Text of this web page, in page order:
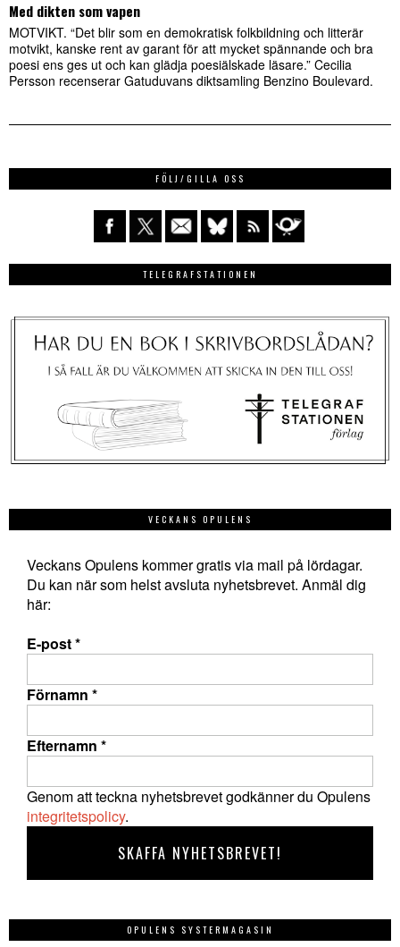
Med dikten som vapen
MOTVIKT. “Det blir som en demokratisk folkbildning och litterär
motvikt, kanske rent av garant för att mycket spännande och bra
poesi ens ges ut och kan glädja poesiälskade läsare.” Cecilia
Persson recenserar Gatuduvans diktsamling Benzino Boulevard.
FÖLJ/GILLA OSS
TELEGRAFSTATIONEN
VECKANS OPULENS
Veckans Opulens kommer gratis via mail på lördagar.
Du kan när som helst avsluta nyhetsbrevet. Anmäl dig
här:
E-post*
Förnamn *
Efternamn *
Genom att teckna nyhetsbrevet godkänner du Opulens
integritetspolicy.
OPULENS SYSTERMAGASIN